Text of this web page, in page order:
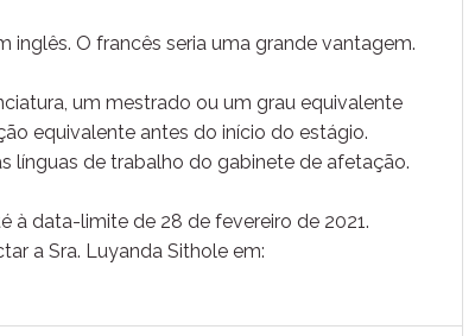
O francês seria uma grande vantagem.
um mestrado ou um grau equivalente
equivalente antes do início do estágio.
línguas de trabalho do gabinete de afetação.
à data-limite de 28 de fevereiro de 2021.
a Sra. Luyanda Sithole em: